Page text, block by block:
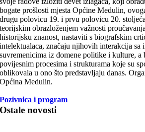
bogate prošlosti mjesta Općine Medulin,
drugu polovicu 19. i prvu polovicu 20.
teorijskim obrazloženjem važnosti
historijsku znanost, nastaviti s biografskim
intelektualaca, značaju njihovih interakcija sa
suvremenicima iz domene politike i kulture, a
povijesnim procesima i strukturama koje su
oblikovala u ono što predstavljaju danas.
Općina Medulin.
Pozivnica i program
Ostale novosti